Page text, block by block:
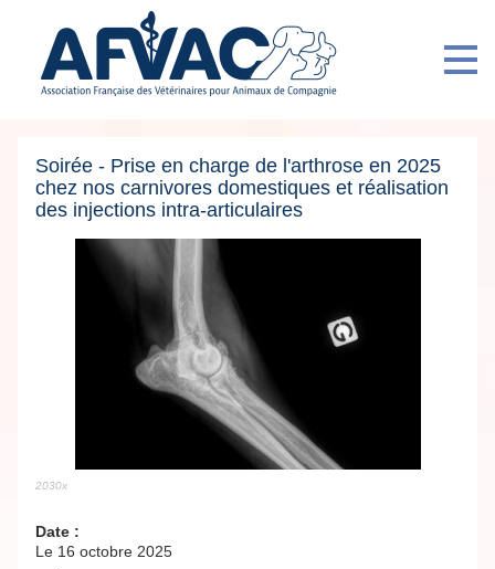
Soirée - Prise en charge de l'arthrose en 2025
chez nos carnivores domestiques et réalisation
des injections intra-articulaires
2030x
Date :
Le 16 octobre 2025